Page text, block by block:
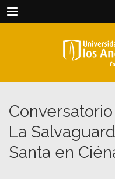
Menu
La
Santa en